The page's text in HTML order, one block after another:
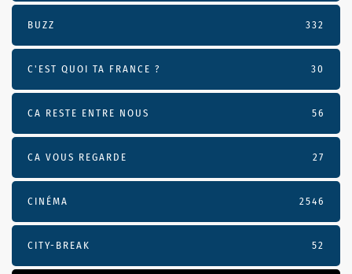
BUZZ 332
C'EST QUOI TA FRANCE ? 30
CA RESTE ENTRE NOUS 56
CA VOUS REGARDE 27
CINÉMA 2546
CITY-BREAK 52